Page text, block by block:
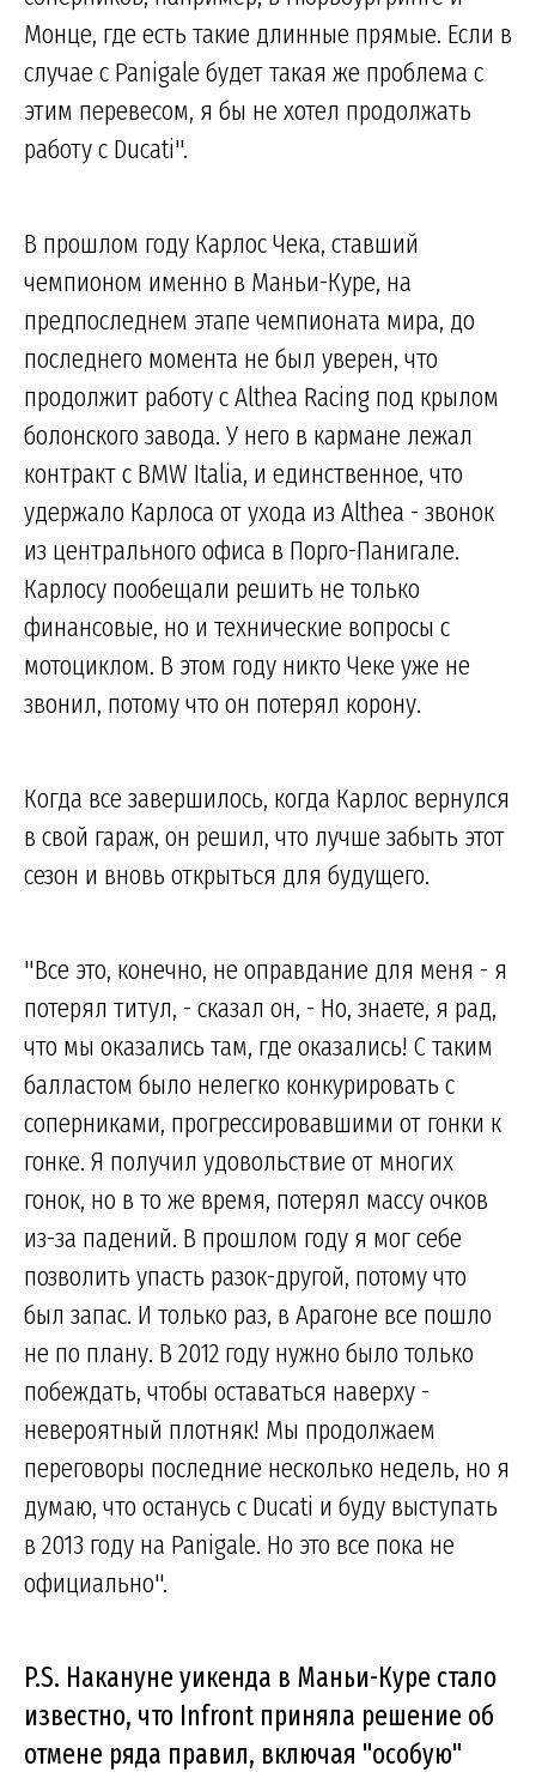
Монце, где есть такие длинные прямые. Если в
случае с Panigale будет такая же проблема с
этим перевесом, я бы не хотел продолжать
работу с Ducati".
В прошлом году Карлос Чека, ставший
чемпионом именно в Маньи-Куре, на
предпоследнем этапе чемпионата мира, до
последнего момента не был уверен, что
продолжит работу с Althea Racing под крылом
болонского завода. У него в кармане лежал
контракт с BMW Italia, и единственное, что
удержало Карлоса от ухода из Althea - звонок
из центрального офиса в Порго-Панигале.
Карлосу пообещали решить не только
финансовые, но и технические вопросы с
мотоциклом. В этом году никто Чеке уже не
звонил, потому что он потерял корону.
Когда все завершилось, когда Карлос вернулся
в свой гараж, он решил, что лучше забыть этот
сезон и вновь открыться для будущего.
"Все это, конечно, не оправдание для меня - я
потерял титул, - сказал он, - Но, знаете, я рад,
что мы оказались там, где оказались! С таким
балластом было нелегко конкурировать с
соперниками, прогрессировавшими от гонки к
гонке. Я получил удовольствие от многих
гонок, но в то же время, потерял массу очков
из-за падений. В прошлом году я мог себе
позволить упасть разок-другой, потому что
был запас. И только раз, в Арагоне все пошло
не по плану. В 2012 году нужно было только
побеждать, чтобы оставаться наверху -
невероятный плотняк! Мы продолжаем
переговоры последние несколько недель, но я
думаю, что останусь с Ducati и буду выступать
в 2013 году на Panigale. Но это все пока не
официально".
P.S. Накануне уикенда в Маньи-Куре стало
известно, что Infront приняла решение об
отмене ряда правил, включая "особую"